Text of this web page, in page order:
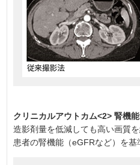
クリニカルアウトカム<2> 腎機
造影剤量を低減しても高い画質を
患者の腎機能（eGFRなど）を基